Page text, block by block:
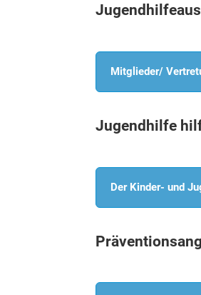
Mitglieder/
Jugendhilfe
Der Kinder- und